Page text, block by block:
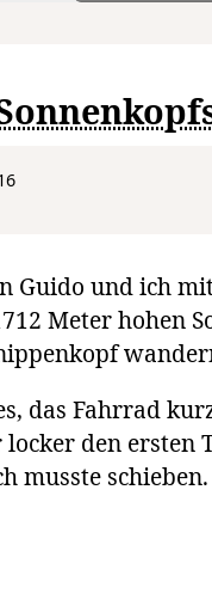
Guido und ich
Meter hohen
das Fahrrad
den
musste